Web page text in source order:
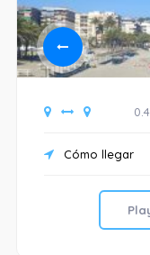
Cómo llegar